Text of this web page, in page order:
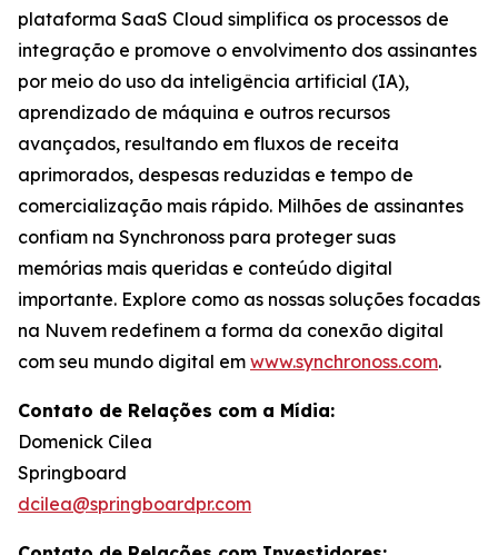
plataforma SaaS Cloud simplifica os processos de
integração e promove o envolvimento dos assinantes
por meio do uso da inteligência artificial (IA),
aprendizado de máquina e outros recursos
avançados, resultando em fluxos de receita
aprimorados, despesas reduzidas e tempo de
comercialização mais rápido. Milhões de assinantes
confiam na Synchronoss para proteger suas
memórias mais queridas e conteúdo digital
importante. Explore como as nossas soluções focadas
na Nuvem redefinem a forma da conexão digital
com seu mundo digital em www.synchronoss.com.
Contato de Relações com a Mídia:
Domenick Cilea
Springboard
dcilea@springboardpr.com